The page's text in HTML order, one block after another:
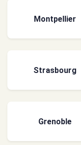
Montpellier
Strasbourg
Grenoble